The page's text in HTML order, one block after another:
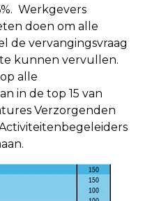
Werkgevers
doen om alle
de vervangingsvraag
kunnen vervullen.
alle
in de top 15 van
Verzorgenden